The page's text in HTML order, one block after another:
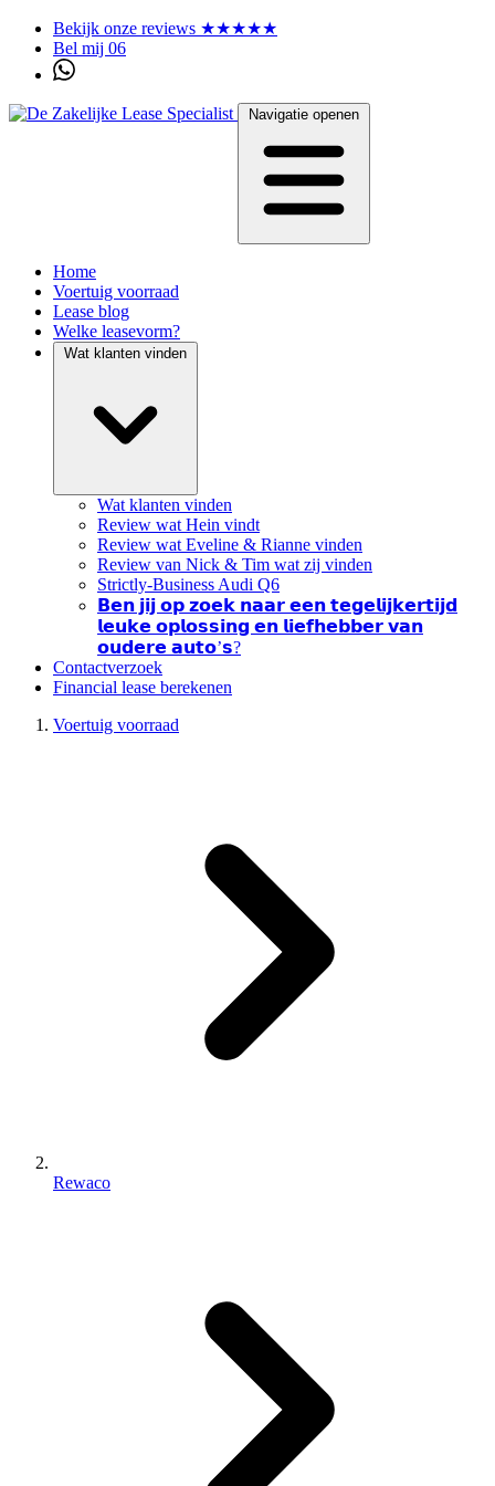
Bekijk onze reviews ★★★★★
Bel mij 06
Navigatie openen
Home
Voertuig voorraad
Lease blog
Welke leasevorm?
Wat klanten vinden
Wat klanten vinden
Review wat Hein vindt
Review wat Eveline & Rianne vinden
Review van Nick & Tim wat zij vinden
Strictly-Business Audi Q6
𝗕𝗲𝗻 𝗷𝗶𝗷 𝗼𝗽 𝘇𝗼𝗲𝗸 𝗻𝗮𝗮𝗿 𝗲𝗲𝗻 𝘁𝗲𝗴𝗲𝗹𝗶𝗷𝗸𝗲𝗿𝘁𝗶𝗷𝗱
𝗹𝗲𝘂𝗸𝗲 𝗼𝗽𝗹𝗼𝘀𝘀𝗶𝗻𝗴 𝗲𝗻 𝗹𝗶𝗲𝗳𝗵𝗲𝗯𝗯𝗲𝗿 𝘃𝗮𝗻
𝗼𝘂𝗱𝗲𝗿𝗲 𝗮𝘂𝘁𝗼’𝘀?
Contactverzoek
Financial lease berekenen
Voertuig voorraad
Rewaco